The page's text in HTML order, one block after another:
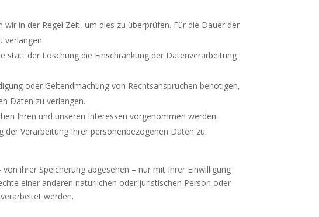
in der Regel Zeit, um dies zu überprüfen. Für die Dauer der
verlangen.
statt der Löschung die Einschränkung der Datenverarbeitung
oder Geltendmachung von Rechtsansprüchen benötigen,
Daten zu verlangen.
Ihren und unseren Interessen vorgenommen werden.
der Verarbeitung Ihrer personenbezogenen Daten zu
ihrer Speicherung abgesehen – nur mit Ihrer Einwilligung
einer anderen natürlichen oder juristischen Person oder
werden.